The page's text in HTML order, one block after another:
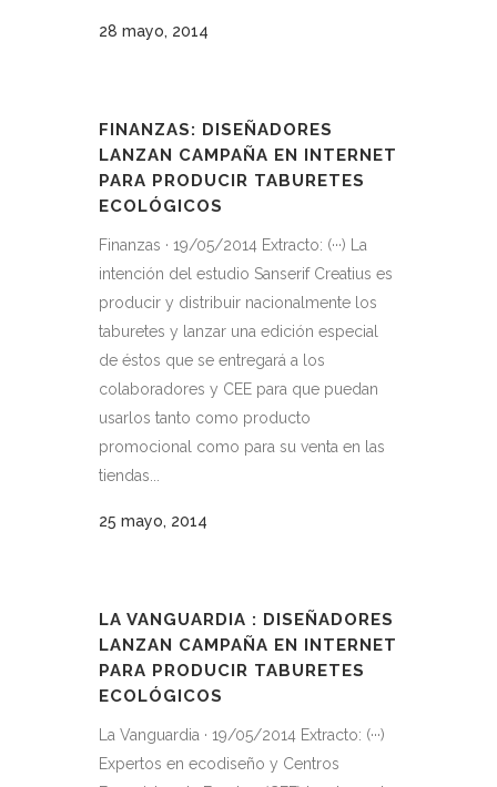
28 mayo, 2014
FINANZAS: DISEÑADORES
LANZAN CAMPAÑA EN INTERNET
PARA PRODUCIR TABURETES
ECOLÓGICOS
Finanzas · 19/05/2014 Extracto: (···) La
intención del estudio Sanserif Creatius es
producir y distribuir nacionalmente los
taburetes y lanzar una edición especial
de éstos que se entregará a los
colaboradores y CEE para que puedan
usarlos tanto como producto
promocional como para su venta en las
tiendas...
25 mayo, 2014
LA VANGUARDIA : DISEÑADORES
LANZAN CAMPAÑA EN INTERNET
PARA PRODUCIR TABURETES
ECOLÓGICOS
La Vanguardia · 19/05/2014 Extracto: (···)
Expertos en ecodiseño y Centros